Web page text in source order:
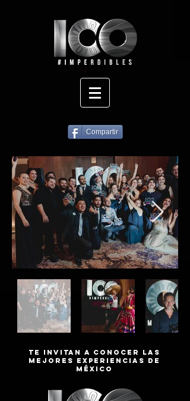
Compartir
Te invitan a conocer las
mejores experiencias de
México